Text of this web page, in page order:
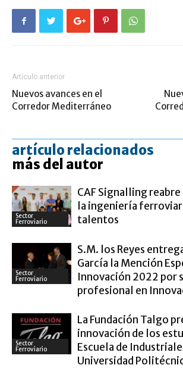
Artículo anterior
Nuevos avances en el
Corredor Mediterráneo
artículo relacionados
más del autor
Sector
Ferroviario
CAF Signalling
la ingeniería
talentos
Sector
Ferroviario
S.M. los Reyes
García la Mención
Innovación 2022 por
profesional en
Sector
Ferroviario
La Fundación Talgo
innovación de los
Escuela de
Universidad